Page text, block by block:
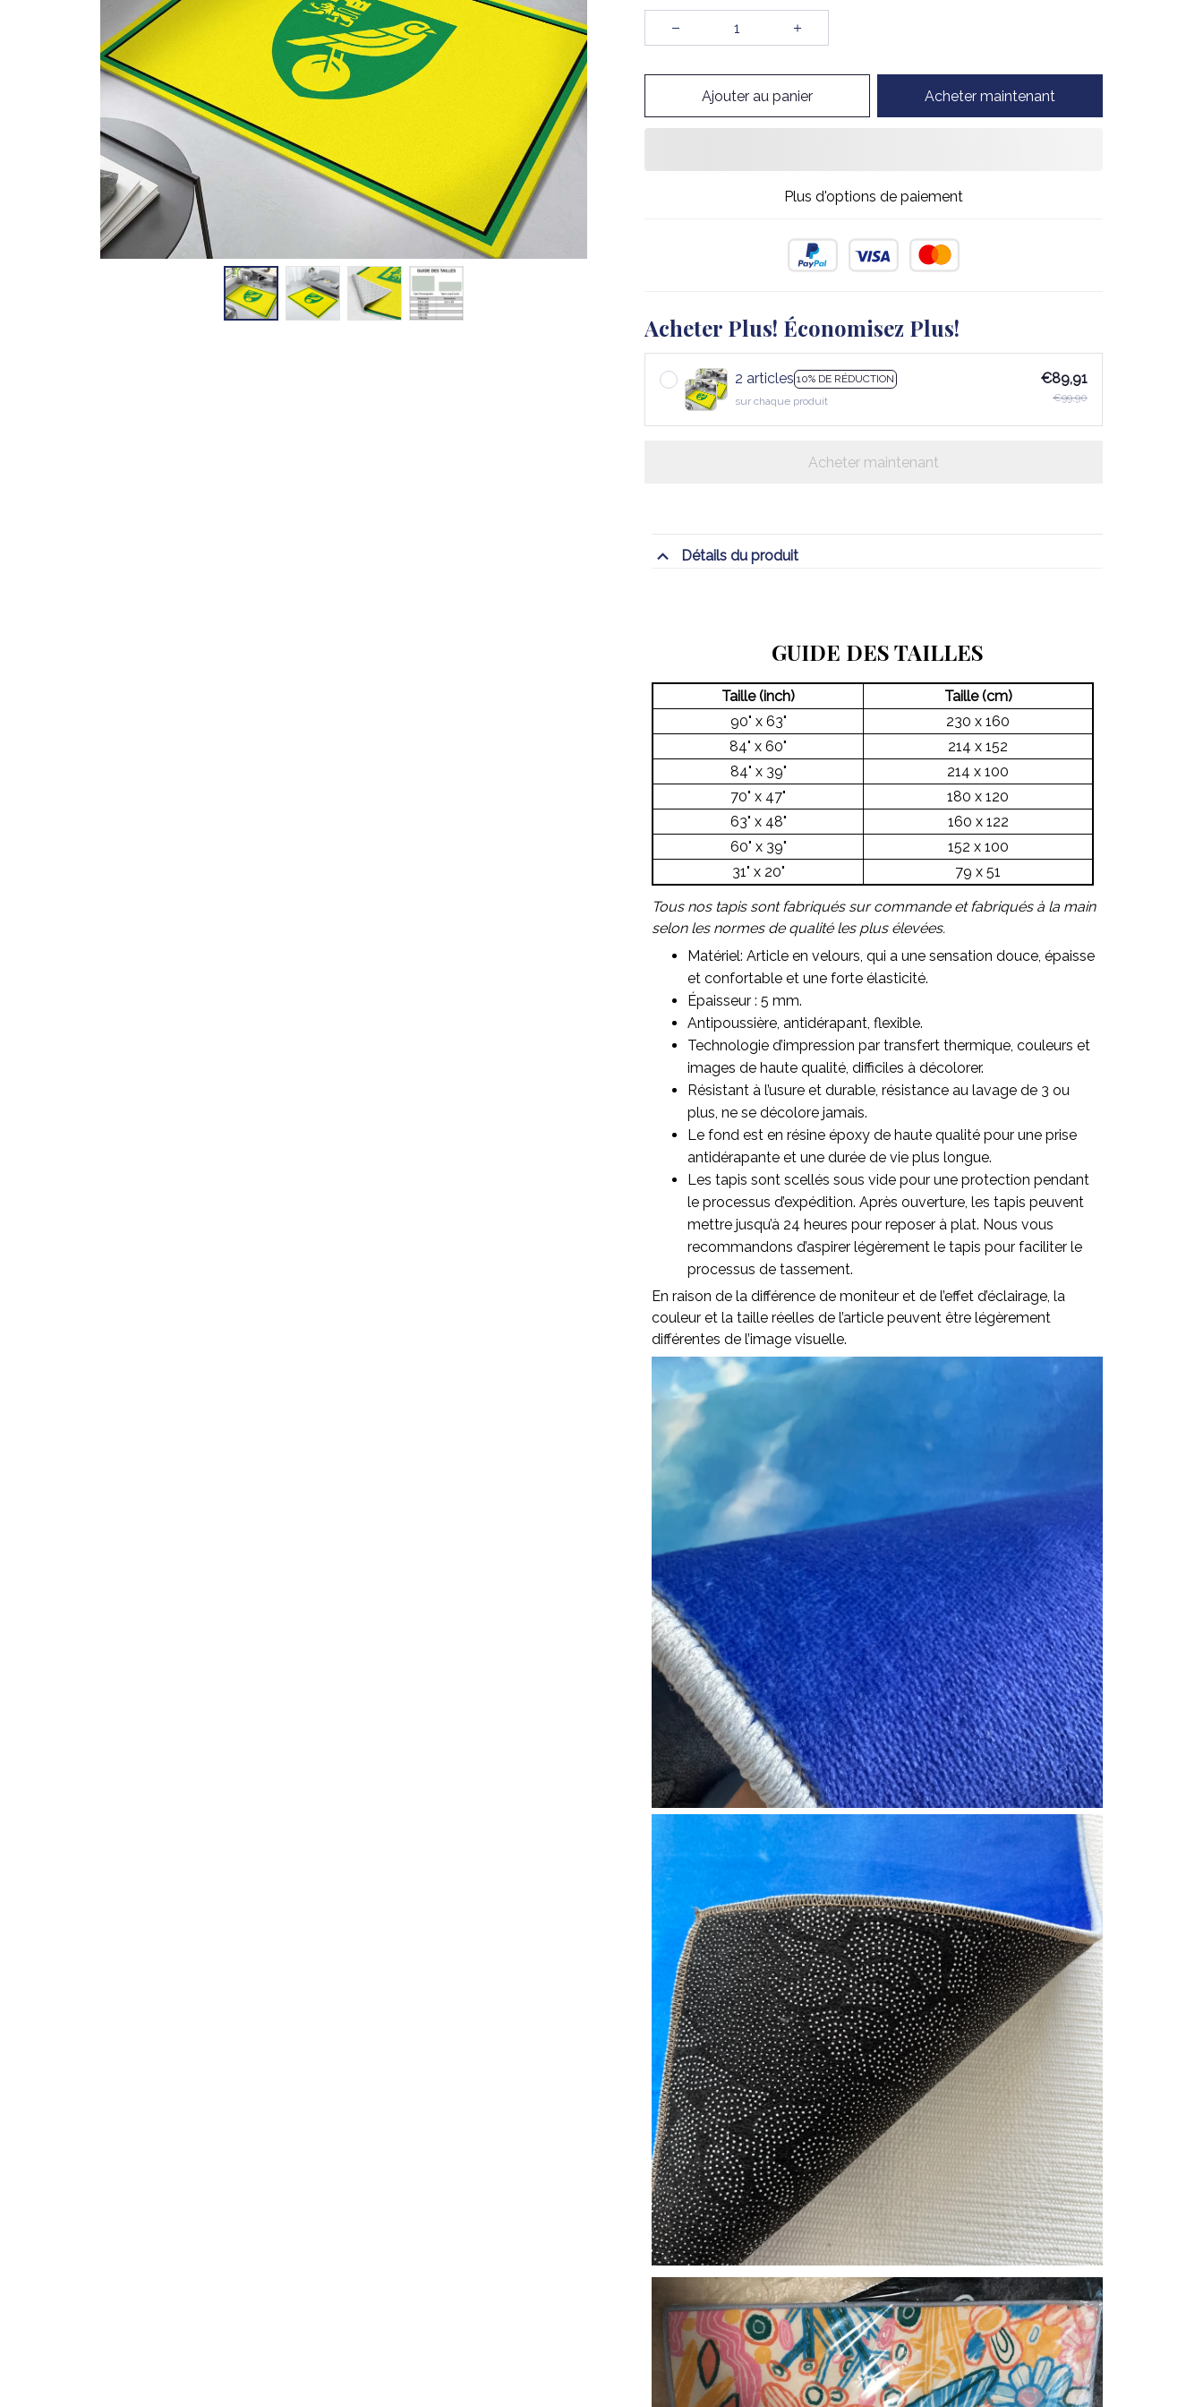
Ajouter au panier Acheter maintenant
Plus d'options de paiement
Acheter Plus! Économisez Plus!
2 articles 10% DE RÉDUCTION
sur chaque produit
€89,91
€99,90
Acheter maintenant
Détails du produit
GUIDE DES TAILLES
Taille (inch)
Taille (cm)
90" x 63"
230 x 160
84" x 60"
214 x 152
84" x 39"
214 x 100
70" x 47"
180 x 120
63" x 48"
160 x 122
60" x 39"
152 x 100
31" x 20"
79 x 51
Tous nos tapis sont fabriqués sur commande et fabriqués à la main
selon les normes de qualité les plus élevées.
Matériel: Article en velours, qui a une sensation douce, épaisse
et confortable et une forte élasticité.
Épaisseur : 5 mm.
Antipoussière, antidérapant, flexible.
Technologie d’impression par transfert thermique, couleurs et
images de haute qualité, difficiles à décolorer.
Résistant à l’usure et durable, résistance au lavage de 3 ou
plus, ne se décolore jamais.
Le fond est en résine époxy de haute qualité pour une prise
antidérapante et une durée de vie plus longue.
Les tapis sont scellés sous vide pour une protection pendant
le processus d’expédition. Après ouverture, les tapis peuvent
mettre jusqu’à 24 heures pour reposer à plat. Nous vous
recommandons d’aspirer légèrement le tapis pour faciliter le
processus de tassement.
En raison de la différence de moniteur et de l’effet d’éclairage, la
couleur et la taille réelles de l’article peuvent être légèrement
différentes de l’image visuelle.